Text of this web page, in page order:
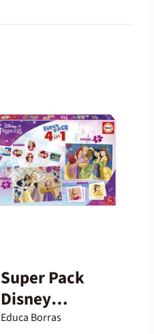
Super Pack
Disney
Princess 4 en 1
Educa Borras